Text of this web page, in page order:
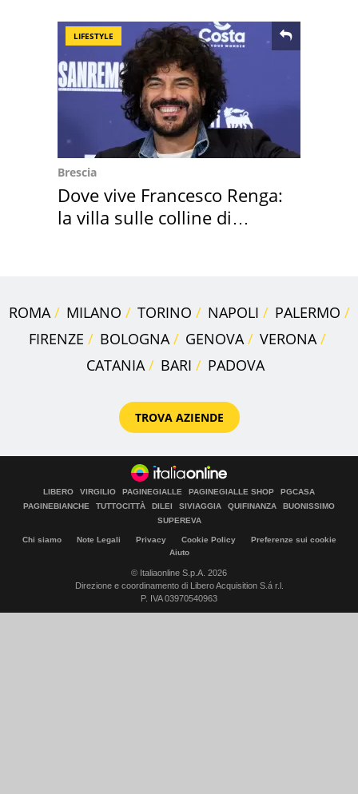
LIFESTYLE
Brescia
Dove vive Francesco Renga:
la villa sulle colline di
ROMA MILANO TORINO NAPOLI
PALERMO
FIRENZE
BOLOGNA GENOVA
VERONA
CATANIA
BARI PADOVA
TROVA AZIENDE
LIBERO VIRGILIO PAGINEGIALLE PAGINEGIALLE SHOP
PGCASA
PAGINEBIANCHE
TUTTOCITTÀ DILEI SIVIAGGIA QUIFINANZA
BUONISSIMO
SUPEREVA
Chi siamo Note Legali Privacy Cookie Policy
Preferenze sui cookie
Aiuto
© Italiaonline S.p.A. 2026
Direzione e coordinamento di Libero Acquisition S.á r.l.
P. IVA 03970540963